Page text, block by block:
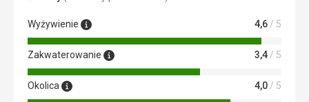
Wyżywienie 4,6 / 5
Zakwaterowanie 3,4 / 5
Okolica 4,0 / 5